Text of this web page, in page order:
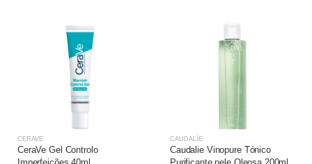
CERAVE
CeraVe Gel Controlo
CAUDALÍE
Caudalie Vinopure Tónico